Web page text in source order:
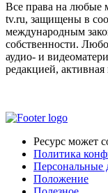
Все права на любые
tv.ru, защищены в
международным
собственности.
аудио- и
редакцией, активная
Ресурс может
Политика
Персональные
Положение